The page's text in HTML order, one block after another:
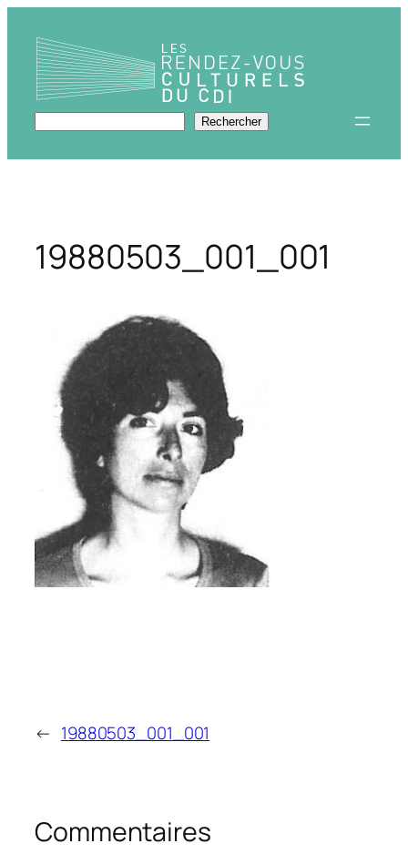
contenu
Rechercher Rechercher
19880503_001_001
← 19880503_001_001
Commentaires